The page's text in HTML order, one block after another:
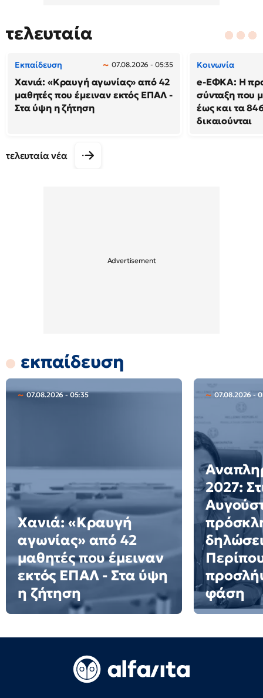
τελευταία
Εκπαίδευση 07.08.2026 - 05:35
Χανιά: «Κραυγή αγωνίας» από 42
μαθητές που έμειναν εκτός ΕΠΑΛ -
Στα ύψη η ζήτηση
Κοινωνία
e-ΕΦΚΑ: Η
σύνταξη που
έως και τα
δικαιούνται
τελευταία νέα
εκπαίδευση
07.08.2026 - 05:35
Χανιά: «Κραυγή
αγωνίας» από 42
μαθητές που έμειναν
εκτός ΕΠΑΛ - Στα ύψη
η ζήτηση
07.08.2026 -
2027:
φάση